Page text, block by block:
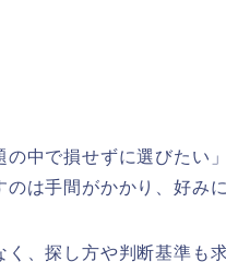
中で損せずに選びたい
のは手間がかかり、好み
、探し方や判断基準も